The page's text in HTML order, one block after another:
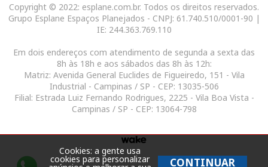
Copyright © 2022: esplane.com.br. Todos os direitos reservados.
Grupo Esplane Espaços Planejados - CNPJ: 61.740.510/0001-90 |
IE: 244.363.769.110
Em dois endereços com atendimento de segunda a sexta das
8h às 18h e aos sábados das 8h às 12h:
Matriz: Avenida General Euclides de Figueiredo, 151 - Vila
Industrial - Campinas / SP - CEP: 13035-506
Filial: Estrada Luiz Fernando Rodrigues, 2225 - Vila Boa Vista -
Campinas / SP - CEP: 13064-798
CONTINUAR
Cookies: a gente usa
cookies para personalizar